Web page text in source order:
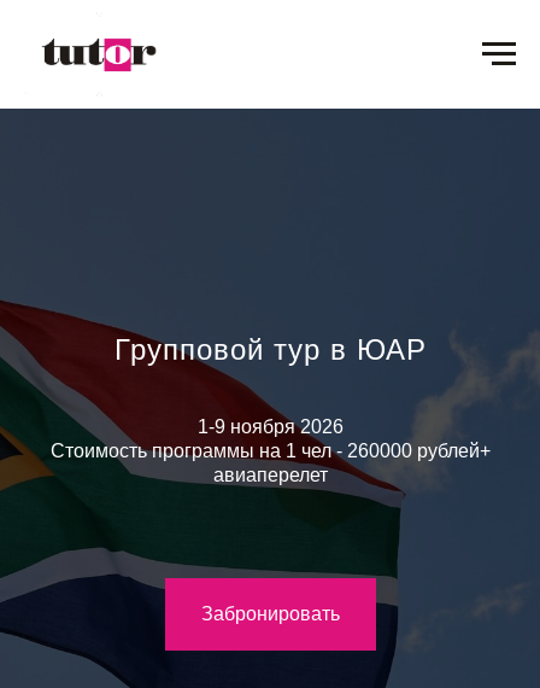
Групповой тур в ЮАР
1-9 ноября 2026
Стоимость программы на 1 чел - 260000 рублей+
авиаперелет
Забронировать